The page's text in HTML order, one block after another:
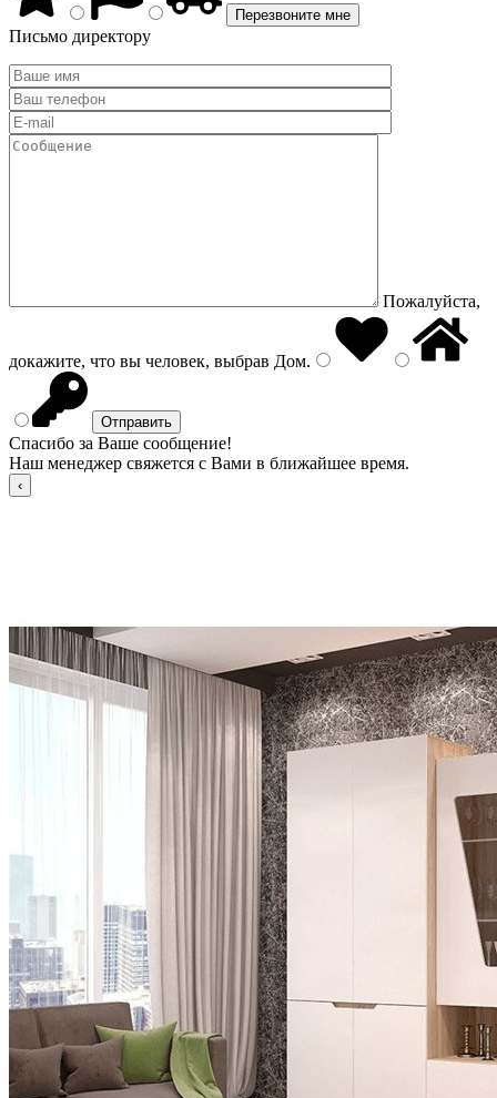
Письмо директору
Пожалуйста,
докажите, что вы человек, выбрав Дом.
Спасибо за Ваше сообщение!
Наш менеджер свяжется с Вами в ближайшее время.